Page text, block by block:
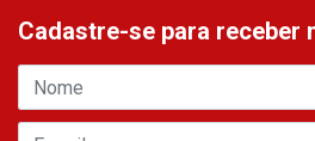
Cadastre-se para receber